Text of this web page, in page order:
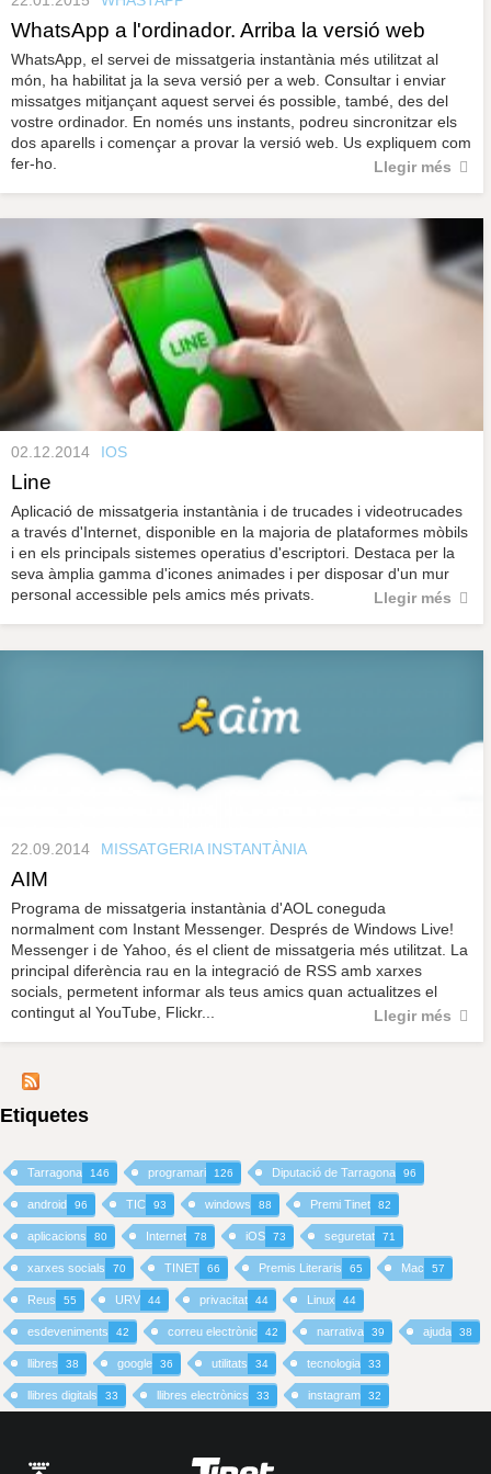
WhatsApp a l'ordinador. Arriba la versió web
WhatsApp, el servei de missatgeria instantània més utilitzat al
món, ha habilitat ja la seva versió per a web. Consultar i enviar
missatges mitjançant aquest servei és possible, també, des del
vostre ordinador. En només uns instants, podreu sincronitzar els
dos aparells i començar a provar la versió web. Us expliquem com
fer-ho.
Llegir més
02.12.2014 IOS
Line
Aplicació de missatgeria instantània i de trucades i videotrucades
a través d'Internet, disponible en la majoria de plataformes mòbils
i en els principals sistemes operatius d'escriptori. Destaca per la
seva àmplia gamma d'icones animades i per disposar d'un mur
personal accessible pels amics més privats.
Llegir més
22.09.2014 MISSATGERIA INSTANTÀNIA
AIM
Programa de missatgeria instantània d'AOL coneguda
normalment com Instant Messenger. Després de Windows Live!
Messenger i de Yahoo, és el client de missatgeria més utilitzat. La
principal diferència rau en la integració de RSS amb xarxes
socials, permetent informar als teus amics quan actualitzes el
contingut al YouTube, Flickr...
Llegir més
Etiquetes
Tarragona 146 programari 126 Diputació de Tarragona 96
android 96 TIC 93 windows 88 Premi Tinet 82
aplicacions 80 Internet 78 iOS 73 seguretat 71
xarxes socials 70 TINET 66 Premis Literaris 65 Mac 57
Reus 55 URV 44 privacitat 44 Linux 44
esdeveniments 42 correu electrònic 42 narrativa 39 ajuda 38
llibres 38 google 36 utilitats 34 tecnologia 33
llibres digitals 33 llibres electrònics 33 instagram 32